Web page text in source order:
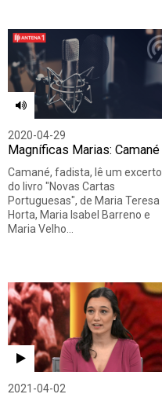
2020-04-29
Magníficas Marias: Camané
Camané, fadista, lê um excerto
do livro "Novas Cartas
Portuguesas", de Maria Teresa
Horta, Maria Isabel Barreno e
Maria Velho…
2021-04-02